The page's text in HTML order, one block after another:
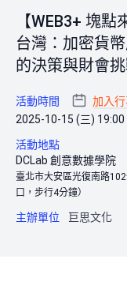
【WEB3+ 塊
台灣：加密貨
的決策與財會
活動時間
加入
2025-10-15 (三)
活動地點
DCLab 創意數據學院
臺北市大安區光復南路
口，步行4分鐘）
主辦單位 巨思文化